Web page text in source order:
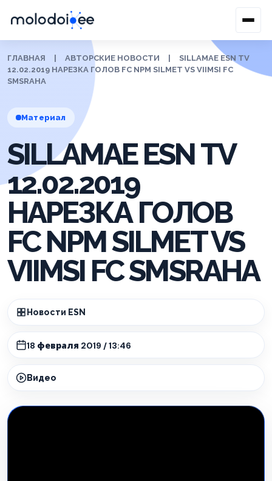
ГЛАВНАЯ АВТОРСКИЕ НОВОСТИ
SILLAMAE ESN TV
12.02.2019 НАРЕЗКА ГОЛОВ FC NPM SILMET VS VIIMSI FC
SMSRAHA
Материал
SILLAMAE ESN TV
12.02.2019
НАРЕЗКА ГОЛОВ
FC NPM SILMET VS
VIIMSI FC SMSRAHA
Новости ESN
18 февраля 2019 / 13:46
Видео